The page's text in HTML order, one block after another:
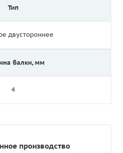
Тип
двустороннее
балки, мм
4
производство